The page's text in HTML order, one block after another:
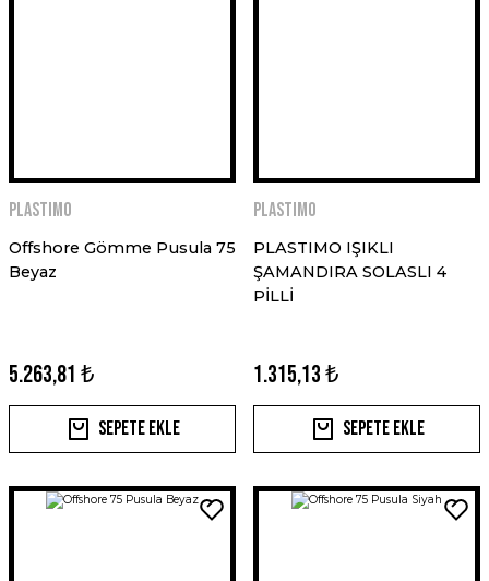
PLASTIMO
Offshore Gömme Pusula 75
Beyaz
5.263,81 ₺
Sepete Ekle
PLASTIMO
PLASTIMO IŞIKLI
ŞAMANDIRA SOLASLI 4
PİLLİ
1.315,13 ₺
Sepete Ekle